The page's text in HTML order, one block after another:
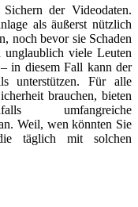
der Videodaten.
als äußerst nützlich
noch bevor sie Schaden
unglaublich viele Leuten
in diesem Fall kann der
unterstützen. Für alle
brauchen, bieten
umfangreiche
Weil, wen könnten Sie
täglich mit solchen